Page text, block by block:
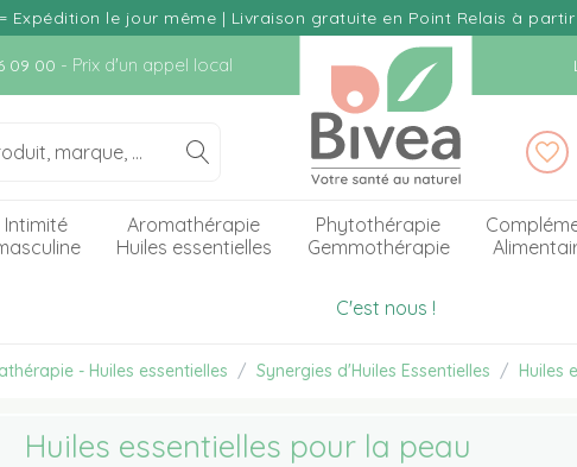
Expédition le jour même | Livraison gratuite en Point Relais à
09 00 - Prix d'un appel local
Intimité
Aromathérapie
Huiles essentielles
Phytothérapie
Gemmothérapie
C'est nous !
- Huiles essentielles Synergies d'Huiles Essentielles Huiles
Huiles essentielles pour la peau